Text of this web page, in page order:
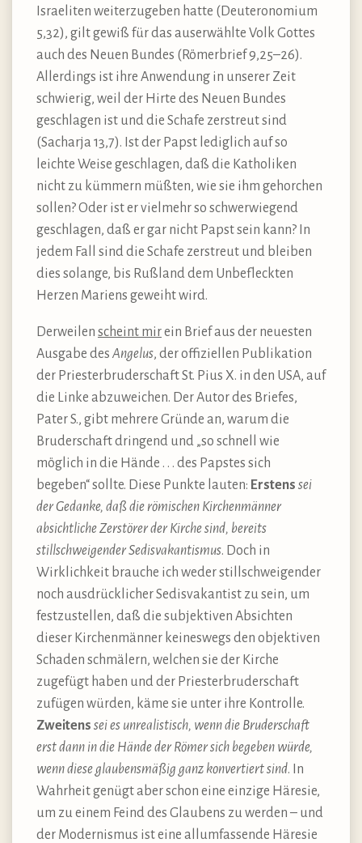
Israeliten weiterzugeben hatte (Deuteronomium
5,32), gilt gewiß für das auserwählte Volk Gottes
auch des Neuen Bundes (Römerbrief 9,25–26).
Allerdings ist ihre Anwendung in unserer Zeit
schwierig, weil der Hirte des Neuen Bundes
geschlagen ist und die Schafe zerstreut sind
(Sacharja 13,7). Ist der Papst lediglich auf so
leichte Weise geschlagen, daß die Katholiken
nicht zu kümmern müßten, wie sie ihm gehorchen
sollen? Oder ist er vielmehr so schwerwiegend
geschlagen, daß er gar nicht Papst sein kann? In
jedem Fall sind die Schafe zerstreut und bleiben
dies solange, bis Rußland dem Unbefleckten
Herzen Mariens geweiht wird.
Derweilen scheint mirein Brief aus der neuesten
Ausgabe des Angelus, der offiziellen Publikation
der Priesterbruderschaft St. Pius X. in den USA, auf
die Linke abzuweichen. Der Autor des Briefes,
Pater S., gibt mehrere Gründe an, warum die
Bruderschaft dringend und „so schnell wie
möglich in die Hände . . . des Papstes sich
begeben“ sollte. Diese Punkte lauten: Erstens sei
der Gedanke, daß die römischen Kirchenmänner
absichtliche Zerstörer der Kirche sind, bereits
stillschweigender Sedisvakantismus. Doch in
Wirklichkeit brauche ich weder stillschweigender
noch ausdrücklicher Sedisvakantist zu sein, um
festzustellen, daß die subjektiven Absichten
dieser Kirchenmänner keineswegs den objektiven
Schaden schmälern, welchen sie der Kirche
zugefügt haben und der Priesterbruderschaft
zufügen würden, käme sie unter ihre Kontrolle.
Zweitens sei es unrealistisch, wenn die Bruderschaft
erst dann in die Hände der Römer sich begeben würde,
wenn diese glaubensmäßig ganz konvertiert sind. In
Wahrheit genügt aber schon eine einzige Häresie,
um zu einem Feind des Glaubens zu werden – und
der Modernismus ist eine allumfassende Häresie